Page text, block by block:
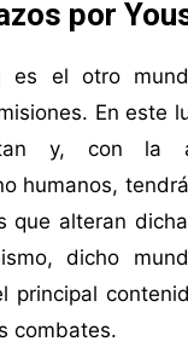
por
es el otro
En este
y, con la
humanos,
que alteran
dicho
principal
combates.